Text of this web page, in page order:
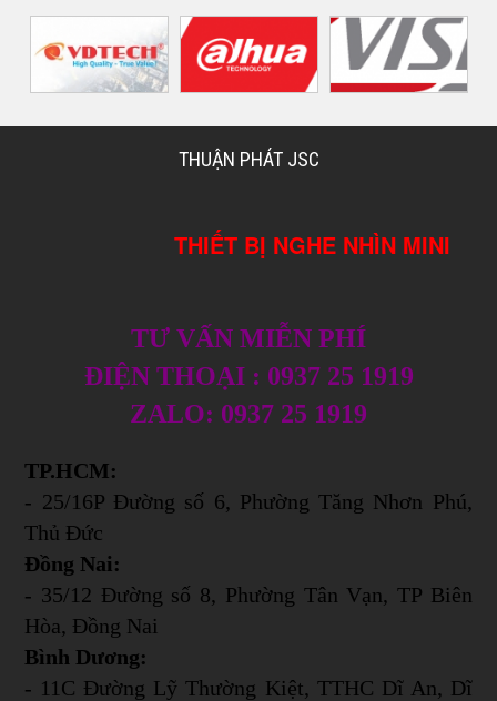
THUẬN PHÁT JSC
THIẾT BỊ NGHE NHÌN MINI
TƯ VẤN MIỄN PHÍ
ĐIỆN THOẠI : 0937 25 1919
ZALO: 0937 25 1919
TP.HCM:
- 25/16P Đường số 6, Phường Tăng Nhơn Phú,
Thủ Đức
Đồng Nai:
- 35/12 Đường số 8, Phường Tân Vạn, TP Biên
Hòa, Đồng Nai
Bình Dương:
- 11C Đường Lỹ Thường Kiệt, TTHC Dĩ An, Dĩ